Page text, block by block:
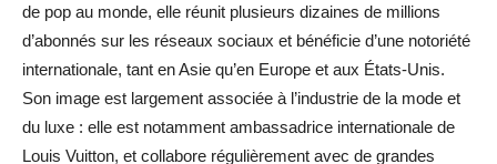
de pop au monde, elle réunit plusieurs dizaines de millions
d’abonnés sur les réseaux sociaux et bénéficie d’une notoriété
internationale, tant en Asie qu’en Europe et aux États-Unis.
Son image est largement associée à l’industrie de la mode et
du luxe : elle est notamment ambassadrice internationale de
Louis Vuitton, et collabore régulièrement avec de grandes